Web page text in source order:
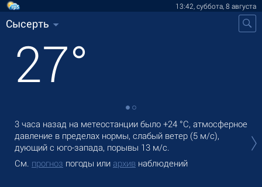
13:42, суббота, 8 августа
Сысерть
27°
3 часа назад на метеостанции было +24 °C, атмосферное
давление в пределах нормы, слабый ветер (5 м/с),
дующий с юго-запада, порывы 13 м/с.
См. прогноз погоды или архив наблюдений